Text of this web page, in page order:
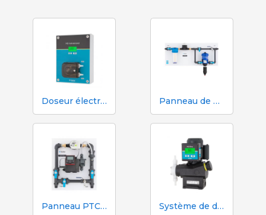
Doseur électrique Tashia MD Advanced 0,01–20 % Panneau de distribution MD 25/Altair Tashia (distributeur hydraulique non inclus)
Panneau PTC Auriga dosage standard Tashia (ne comprend pas le doseur électrique) Système de dosage Tashia MD Pro73 0,1-10 %